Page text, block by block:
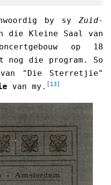
by sy Zuid-
die Kleine Saal van
op 18
nog die program. So
van "Die Sterretjie"
van my. [13]